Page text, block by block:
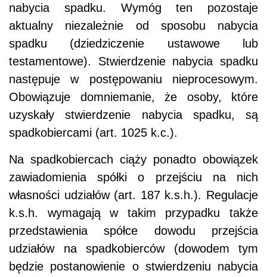
nabycia spadku. Wymóg ten pozostaje
aktualny niezależnie od sposobu nabycia
spadku (dziedziczenie ustawowe lub
testamentowe). Stwierdzenie nabycia spadku
następuje w postępowaniu nieprocesowym.
Obowiązuje domniemanie, że osoby, które
uzyskały stwierdzenie nabycia spadku, są
spadkobiercami (art. 1025 k.c.).
Na spadkobiercach ciąży ponadto obowiązek
zawiadomienia spółki o przejściu na nich
własności udziałów (art. 187 k.s.h.). Regulacje
k.s.h. wymagają w takim przypadku także
przedstawienia spółce dowodu przejścia
udziałów na spadkobierców (dowodem tym
będzie postanowienie o stwierdzeniu nabycia